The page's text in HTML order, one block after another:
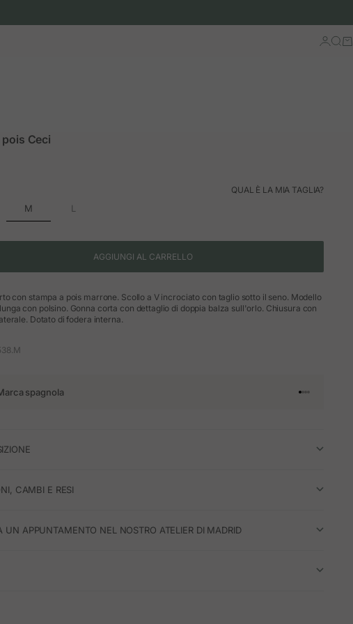
Accedi
Ceci
offerta
QUAL È LA MIA TAGLIA?
M L
AGGIUNGI AL CARRELLO
con stampa a pois marrone. Scollo a V incrociato con taglio sotto il seno. Modello
con polsino. Gonna corta con dettaglio di doppia balza sull'orlo. Chiusura con
Dotato di fodera interna.
spagnola Vai
Vai
Vai
Vai
CAMBI E RESI
UN APPUNTAMENTO NEL NOSTRO ATELIER DI MADRID